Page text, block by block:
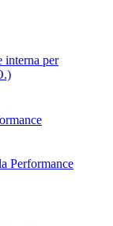
interna per
Performance